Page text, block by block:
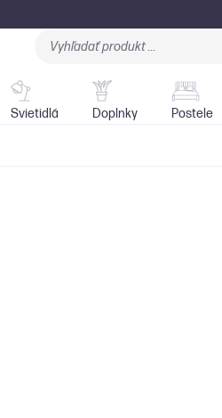
Svietidlá
Svietidlá Doplnky Postele